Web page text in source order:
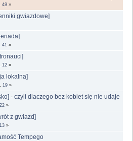
49 »
gwiazdowe]
41 »
12 »
lokalna]
19 »
- czyli dlaczego bez kobiet się nie udaje
22 »
z gwiazd]
13 »
Tempego